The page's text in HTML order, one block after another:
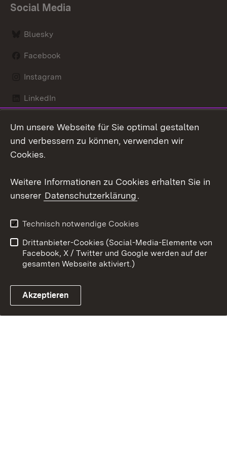
Social Media
Bluesky
Facebook
Instagram
LinkedIn
Youtube
Kontakt
Benutzungshinweise
Datenschutz
Barrierefreiheit
Um unsere Webseite für Sie optimal gestalten
und verbessern zu können, verwenden wir
Cookies.
Weitere Informationen zu Cookies erhalten Sie in
unserer Datenschutzerklärung.
Technisch notwendige Cookies
Drittanbieter-Cookies (Social-Media-Elemente von
Facebook, X / Twitter und Google werden auf der
gesamten Webseite aktiviert.)
Akzeptieren